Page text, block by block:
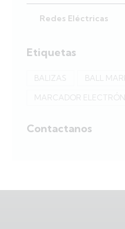
Redes Eléctricas
Etiquetas
BALIZAS BALL
MARCADOR
Contactanos